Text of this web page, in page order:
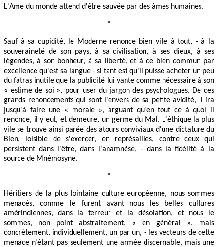
L'Ame du monde attend d'être sauvée par des âmes humaines.
*
Sauf à sa cupidité, le Moderne renonce bien vite à tout, - à la
souveraineté de son pays, à sa civilisation, à ses dieux, à ses
légendes, à son bonheur, à sa liberté, et à ce bien commun par
excellence qu'est sa langue - si tant est qu'il puisse acheter un peu
du fatras inutile que la publicité lui vante comme nécessaire à son
« estime de soi », pour user du jargon des psychologues. De ces
grands renoncements qui sont l'envers de sa petite avidité, il ira
jusqu'à faire une « morale », arguant qu'en tout ce à quoi il
renonce, il y eut, et demeure, un germe du Mal. L'éthique la plus
vile se trouve ainsi parée des atours conviviaux d'une dictature du
Bien, loisible de s'exercer, en représailles, contre ceux qui
persistent dans l'être, dans l'anamnèse, - dans la fidélité à la
source de Mnémosyne.
*
Héritiers de la plus lointaine culture européenne, nous sommes
menacés, comme le furent avant nous les belles cultures
amérindiennes, dans la terreur et la désolation, et nous le
sommes, non point abstraitement, « en général », mais
concrètement, individuellement, un par un, - les vecteurs de cette
menace n'étant pas seulement une armée discernable, mais une